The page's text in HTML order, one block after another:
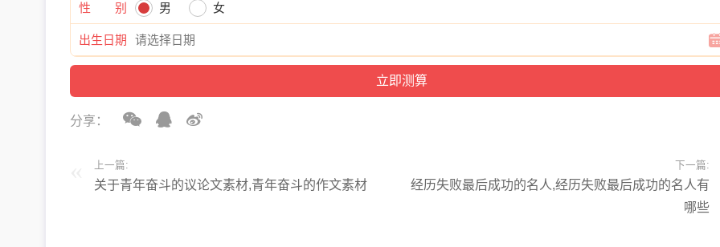
性 别 男 女
出生日期
分享：
上一篇:
关于青年奋斗的议论文素材,青年奋斗的作文素材
下一篇:
经历失败最后成功的名人,经历失败最后成功的名人有
哪些